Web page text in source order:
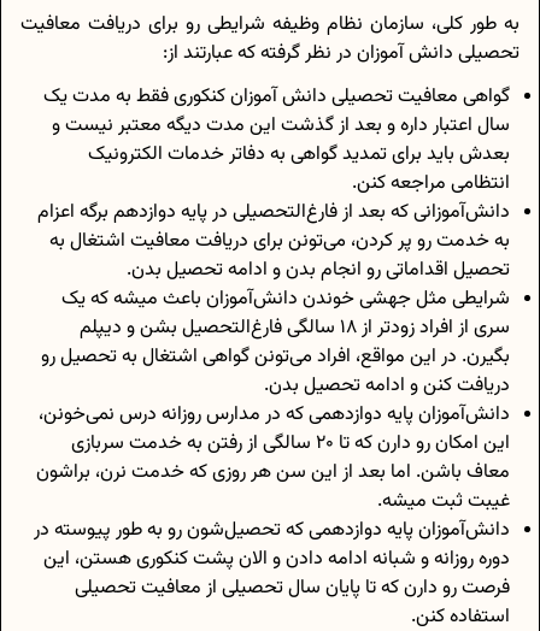
به طور کلی، سازمان نظام وظیفه شرایطی رو برای دریافت معافیت
تحصیلی دانش آموزان در نظر گرفته که عبارتند از:
گواهی معافیت تحصیلی دانش آموزان کنکوری فقط به مدت یک
سال اعتبار داره و بعد از گذشت این مدت دیگه معتبر نیست و
بعدش باید برای تمدید گواهی به دفاتر خدمات الکترونیک
انتظامی مراجعه کنن.
دانش‌آموزانی که بعد از فارغ‌التحصیلی در پایه دوازدهم برگه اعزام
به خدمت رو پر کردن، می‌تونن برای دریافت معافیت اشتغال به
تحصیل اقداماتی رو انجام بدن و ادامه تحصیل بدن.
شرایطی مثل جهشی خوندن دانش‌آموزان باعث میشه که یک
سری از افراد زودتر از 18 سالگی فارغ‌التحصیل بشن و دیپلم
بگیرن. در این مواقع، افراد می‌تونن گواهی اشتغال به تحصیل رو
دریافت کنن و ادامه تحصیل بدن.
دانش‌آموزان پایه دوازدهمی که در مدارس روزانه درس نمی‌خونن،
این امکان رو دارن که تا 20 سالگی از رفتن به خدمت سربازی
معاف باشن. اما بعد از این سن هر روزی که خدمت نرن، براشون
غیبت ثبت میشه.
دانش‌آموزان پایه دوازدهمی که تحصیل‌شون رو به طور پیوسته در
دوره روزانه و شبانه ادامه دادن و الان پشت کنکوری هستن، این
فرصت رو دارن که تا پایان سال تحصیلی از معافیت تحصیلی
استفاده کنن.